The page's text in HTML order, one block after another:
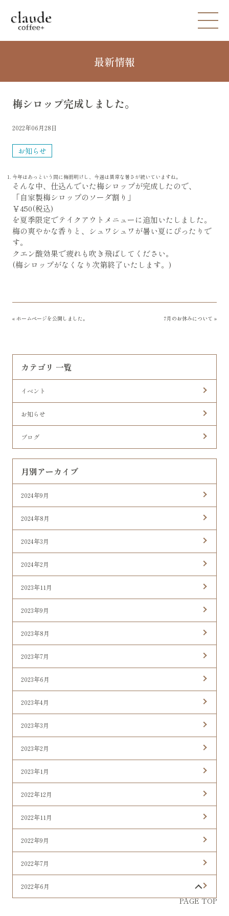
最新情報
梅シロップ完成しました。
2022年06月28日
お知らせ
今年はあっという間に梅雨明けし、今週は異常な暑さが続いていますね。
そんな中、仕込んでいた梅シロップが完成したので、
「自家製梅シロップのソーダ割り」
￥450(税込)
を夏季限定でテイクアウトメニューに追加いたしました。
梅の爽やかな香りと、シュワシュワが暑い夏にぴったりで
す。
クエン酸効果で疲れも吹き飛ばしてください。
(梅シロップがなくなり次第終了いたします。)
«ホームページを公開しました。 7月のお休みについて »
カテゴリ 一覧
イベント
お知らせ
ブログ
月別アーカイブ
2024年9月
2024年8月
2024年3月
2024年2月
2023年11月
2023年9月
2023年8月
2023年7月
2023年6月
2023年4月
2023年3月
2023年2月
2023年1月
2022年12月
2022年11月
2022年9月
2022年7月
2022年6月
PAGE TOP